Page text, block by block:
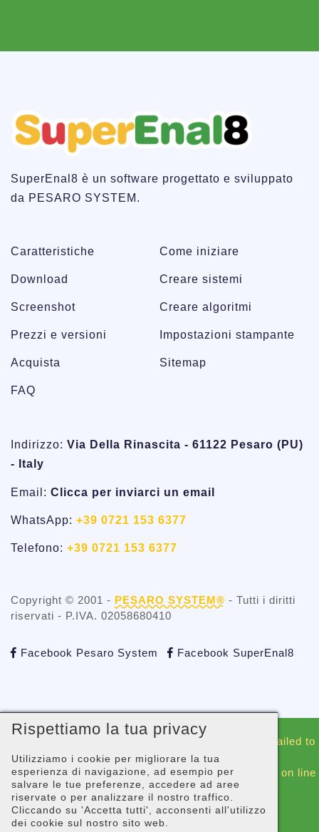
Rispettiamo la tua privacy
Utilizziamo i cookie per migliorare la tua
esperienza di navigazione, ad esempio per
salvare le tue preferenze, accedere ad aree
riservate o per analizzare il nostro traffico.
Cliccando su 'Accetta tutti', acconsenti all'utilizzo
dei cookie sul nostro sito web.
SuperEnal8 è un software progettato e sviluppato
da PESARO SYSTEM.
Caratteristiche
Download
Screenshot
Prezzi e versioni
Acquista
FAQ
Come iniziare
Creare sistemi
Creare algoritmi
Impostazioni stampante
Sitemap
Indirizzo: Via Della Rinascita - 61122 Pesaro (PU)
- Italy
Email: Clicca per inviarci un email
WhatsApp: +39 0721 153 6377
Telefono: +39 0721 153 6377
Copyright © 2001 - PESARO SYSTEM® - Tutti i diritti
riservati - P.IVA. 02058680410
Facebook Pesaro System Facebook SuperEnal8
Warning
: include(./whatsapp/whatsappblock.php): Failed to
open stream: No such file or directory in
/gopanel/sites/superenal8.com/_footer-script.php
on line
44
Warning: include(): Failed opening